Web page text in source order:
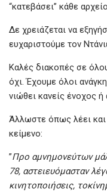
“κατεβάσει” κάθε
Δε χρειάζεται να
ευχαριστούμε τον
Καλές διακοπές σε
όχι. Έχουμε όλοι
νιώθει κανείς ένοχος ή
Άλλωστε όπως λέει και
κείμενο:
”Προ αμνημονεύτων
78, αστειευόμασταν
κινητοποιήσεις,